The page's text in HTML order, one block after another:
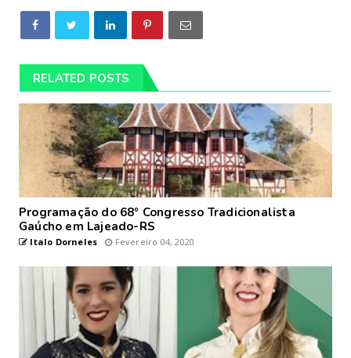
RELATED POSTS
Programação do 68º Congresso Tradicionalista
Gaúcho em Lajeado-RS
Italo Dorneles Fevereiro 04, 2020